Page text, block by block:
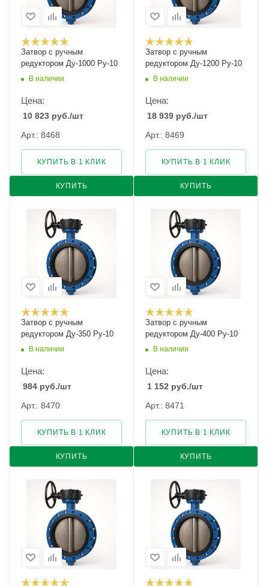
Затвор с ручным
редуктором Ду-1000 Ру-10
В наличии
Цена:
10 823 руб./шт
Арт.: 8468
КУПИТЬ
КУПИТЬ В 1 КЛИК
Затвор с ручным
редуктором Ду-1200 Ру-10
В наличии
Цена:
18 939 руб./шт
Арт.: 8469
КУПИТЬ
КУПИТЬ В 1 КЛИК
Затвор с ручным
редуктором Ду-350 Ру-10
В наличии
Цена:
984 руб./шт
Арт.: 8470
КУПИТЬ
КУПИТЬ В 1 КЛИК
Затвор с ручным
редуктором Ду-400 Ру-10
В наличии
Цена:
1 152 руб./шт
Арт.: 8471
КУПИТЬ
КУПИТЬ В 1 КЛИК